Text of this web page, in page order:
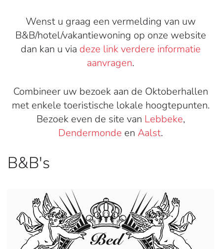
Wenst u graag een vermelding van uw
B&B/hotel/vakantiewoning op onze website
dan kan u via deze link verdere informatie
aanvragen.
Combineer uw bezoek aan de Oktoberhallen
met enkele toeristische lokale hoogtepunten.
Bezoek even de site van Lebbeke,
Dendermonde en Aalst.
B&B's